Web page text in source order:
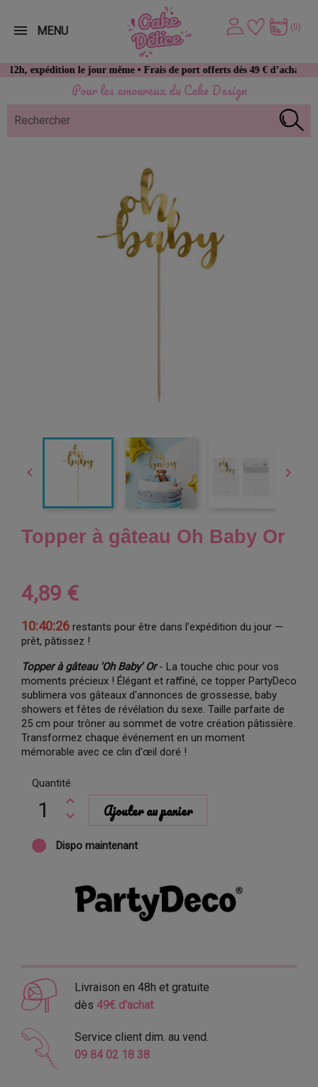
Pour les amoureux du Cake Design
expédition le jour même • Frais de port offerts dès 49 € d’achat
(0)
MENU
 
Topper à gâteau Oh Baby Or
4,89 €
10:40:25 restants pour être dans l’expédition du jour —
prêt, pâtissez !
Topper à gâteau 'Oh Baby' Or- La touche chic pour vos
moments précieux ! Élégant et raffiné, ce topper PartyDeco
sublimera vos gâteaux d'annonces de grossesse, baby
showers et fêtes de révélation du sexe. Taille parfaite de
25 cm pour trôner au sommet de votre création pâtissière.
Transformez chaque événement en un moment
mémorable avec ce clin d'œil doré !
Quantité
Ajouter au panier
Dispo maintenant
Livraison en 48h et gratuite
dès 49€ d'achat
Service client dim. au vend.
09 84 02 18 38